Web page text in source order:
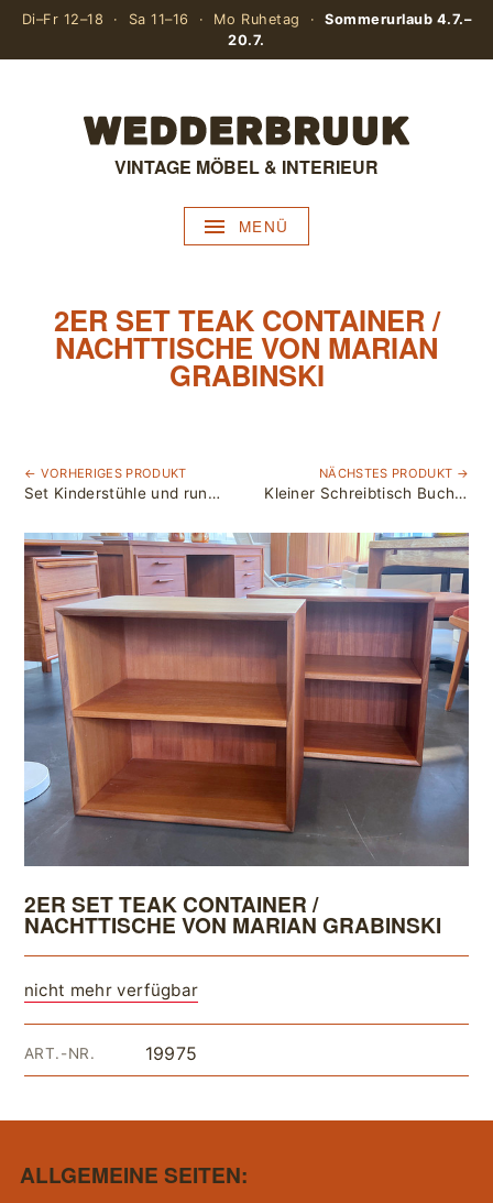
Di–Fr 12–18 · Sa 11–16 · Mo Ruhetag ·Sommerurlaub 4.7.–
20.7.
VINTAGE MÖBEL & INTERIEUR
MENÜ
2ER SET TEAK CONTAINER /
NACHTTISCHE VON MARIAN
GRABINSKI
← VORHERIGES PRODUKT
Set Kinderstühle und runder Kindertisch / Buchenholz & Linoleum
NÄCHSTES PRODUKT →
Kleiner Schreibtisch Buche mit Schublade
2ER SET TEAK CONTAINER /
NACHTTISCHE VON MARIAN GRABINSKI
nicht mehr verfügbar
ART.-NR. 19975
ALLGEMEINE SEITEN: